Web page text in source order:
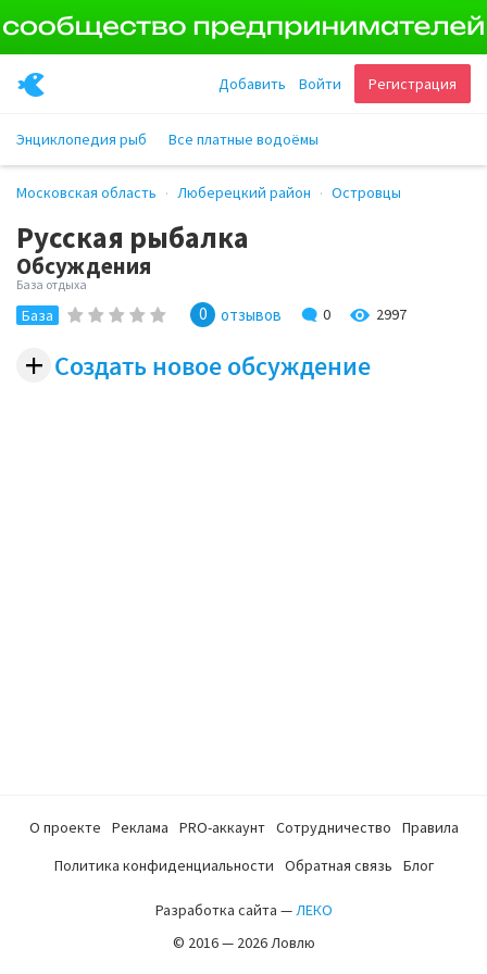
Регистрация
Войти
Добавить
Энциклопедия рыб Все платные водоёмы
Московская область Люберецкий район Островцы
Русская рыбалка
Обсуждения
База отдыха
База 0 отзывов 0 2997
+ Создать новое обсуждение
О проекте Реклама PRO-аккаунт Сотрудничество
Правила
Политика конфиденциальности
Обратная связь Блог
Разработка сайта —ЛЕКО
© 2016 — 2026 Ловлю